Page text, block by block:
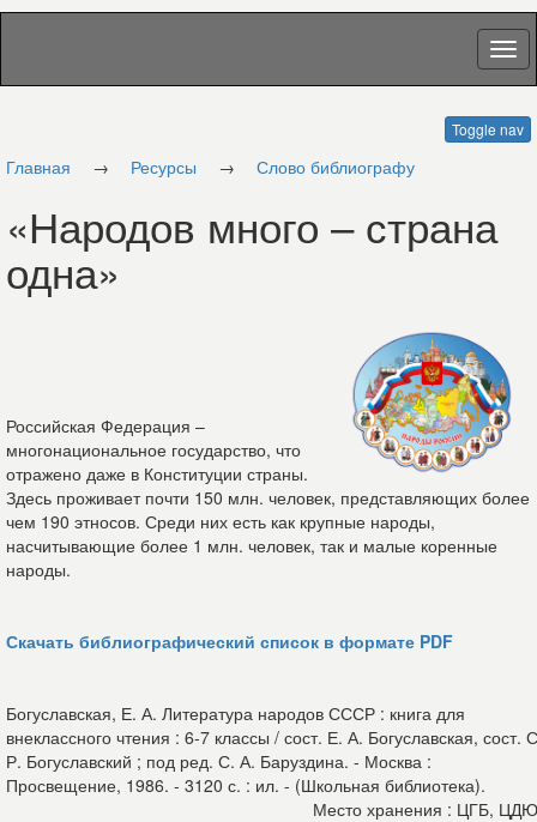
Toggle nav
Главная → Ресурсы → Слово библиографу
«Народов много – страна
одна»
Российская Федерация –
многонациональное государство, что
отражено даже в Конституции страны.
Здесь проживает почти 150 млн. человек, представляющих более
чем 190 этносов. Среди них есть как крупные народы,
насчитывающие более 1 млн. человек, так и малые коренные
народы.
Скачать библиографический список в формате PDF
Богуславская, Е. А. Литература народов СССР : книга для
внеклассного чтения : 6-7 классы / сост. Е. А. Богуславская, сост.
Р. Богуславский ; под ред. С. А. Баруздина. - Москва :
Просвещение, 1986. - 3120 с. : ил. - (Школьная библиотека).
Место хранения : ЦГБ,